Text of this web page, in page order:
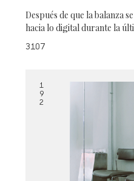
Después de que la balanza
hacia lo digital durante la
3107
1
9
2